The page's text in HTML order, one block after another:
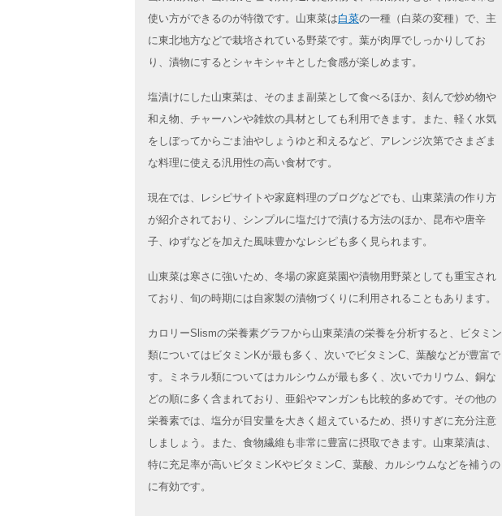
使い方ができるのが特徴です。山東菜は白菜の一種（白菜の変種）で、主
に東北地方などで栽培されている野菜です。葉が肉厚でしっかりしてお
り、漬物にするとシャキシャキとした食感が楽しめます。
塩漬けにした山東菜は、そのまま副菜として食べるほか、刻んで炒め物や
和え物、チャーハンや雑炊の具材としても利用できます。また、軽く水気
をしぼってからごま油やしょうゆと和えるなど、アレンジ次第でさまざま
な料理に使える汎用性の高い食材です。
現在では、レシピサイトや家庭料理のブログなどでも、山東菜漬の作り方
が紹介されており、シンプルに塩だけで漬ける方法のほか、昆布や唐辛
子、ゆずなどを加えた風味豊かなレシピも多く見られます。
山東菜は寒さに強いため、冬場の家庭菜園や漬物用野菜としても重宝され
ており、旬の時期には自家製の漬物づくりに利用されることもあります。
カロリーSlismの栄養素グラフから山東菜漬の栄養を分析すると、ビタミン
類についてはビタミンKが最も多く、次いでビタミンC、葉酸などが豊富で
す。ミネラル類についてはカルシウムが最も多く、次いでカリウム、銅な
どの順に多く含まれており、亜鉛やマンガンも比較的多めです。その他の
栄養素では、塩分が目安量を大きく超えているため、摂りすぎに充分注意
しましょう。また、食物繊維も非常に豊富に摂取できます。山東菜漬は、
特に充足率が高いビタミンKやビタミンC、葉酸、カルシウムなどを補うの
に有効です。